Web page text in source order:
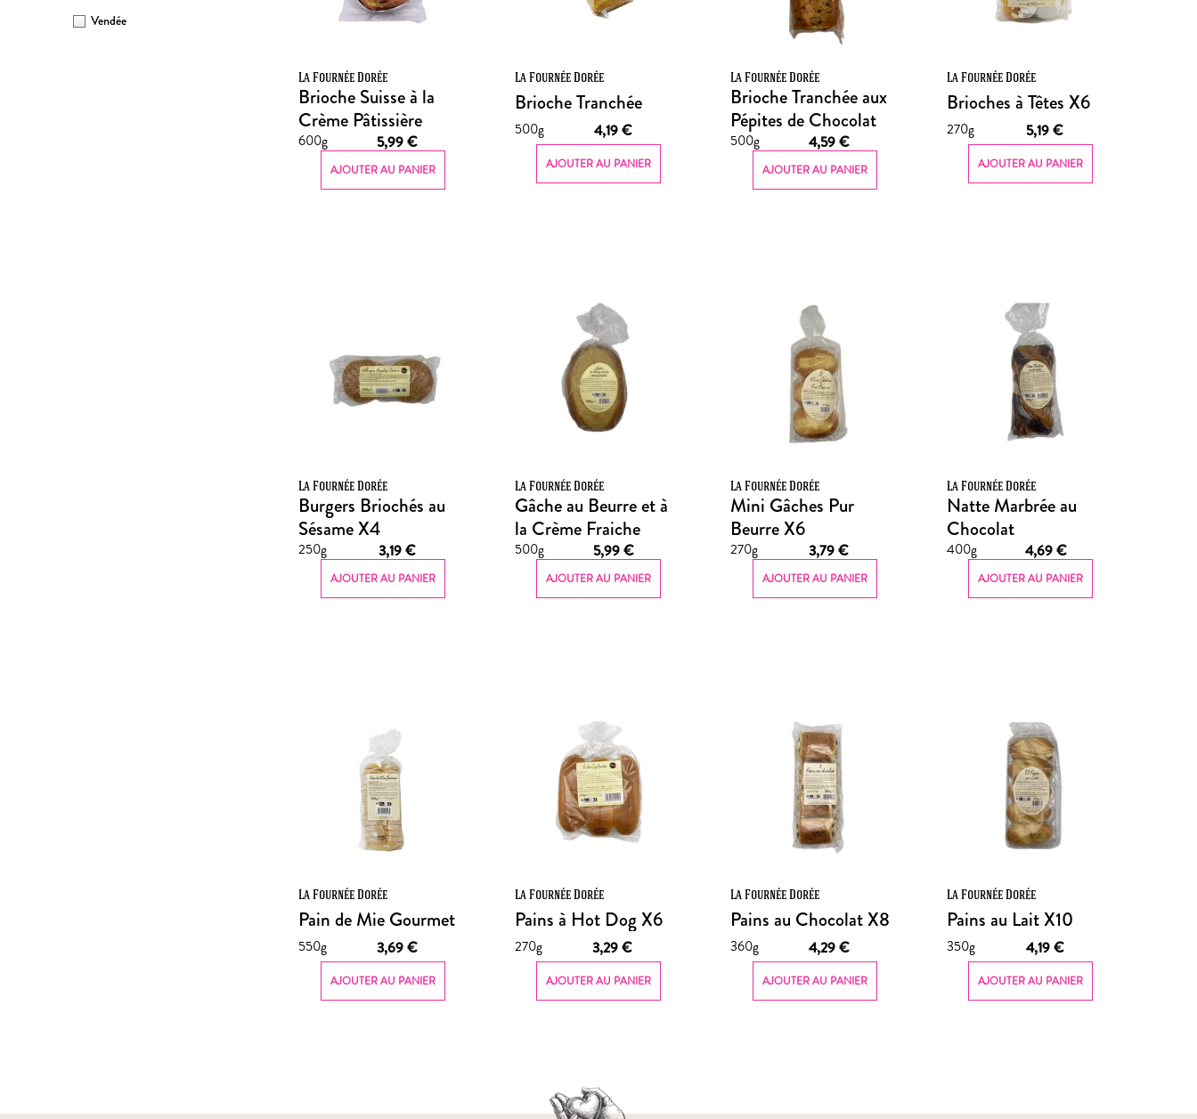
Vendée
La Fournée Dorée
Brioche Suisse à la
Crème Pâtissière
600g 5,99€
AJOUTER AU PANIER
La Fournée Dorée
Brioche Tranchée
500g 4,19€
AJOUTER AU PANIER
La Fournée Dorée
Brioche Tranchée aux
Pépites de Chocolat
500g 4,59€
AJOUTER AU PANIER
La Fournée Dorée
Brioches à Têtes X6
270g 5,19€
AJOUTER AU PANIER
La Fournée Dorée
Burgers Briochés au
Sésame X4
250g 3,19€
AJOUTER AU PANIER
La Fournée Dorée
Gâche au Beurre et à
la Crème Fraiche
500g 5,99€
AJOUTER AU PANIER
La Fournée Dorée
Mini Gâches Pur
Beurre X6
270g 3,79€
AJOUTER AU PANIER
La Fournée Dorée
Natte Marbrée au
Chocolat
400g 4,69€
AJOUTER AU PANIER
La Fournée Dorée
Pain de Mie Gourmet
550g 3,69€
AJOUTER AU PANIER
La Fournée Dorée
Pains à Hot Dog X6
270g 3,29€
AJOUTER AU PANIER
La Fournée Dorée
Pains au Chocolat X8
360g 4,29€
AJOUTER AU PANIER
La Fournée Dorée
Pains au Lait X10
350g 4,19€
AJOUTER AU PANIER